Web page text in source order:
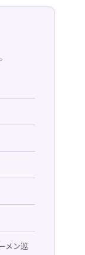
メン巡